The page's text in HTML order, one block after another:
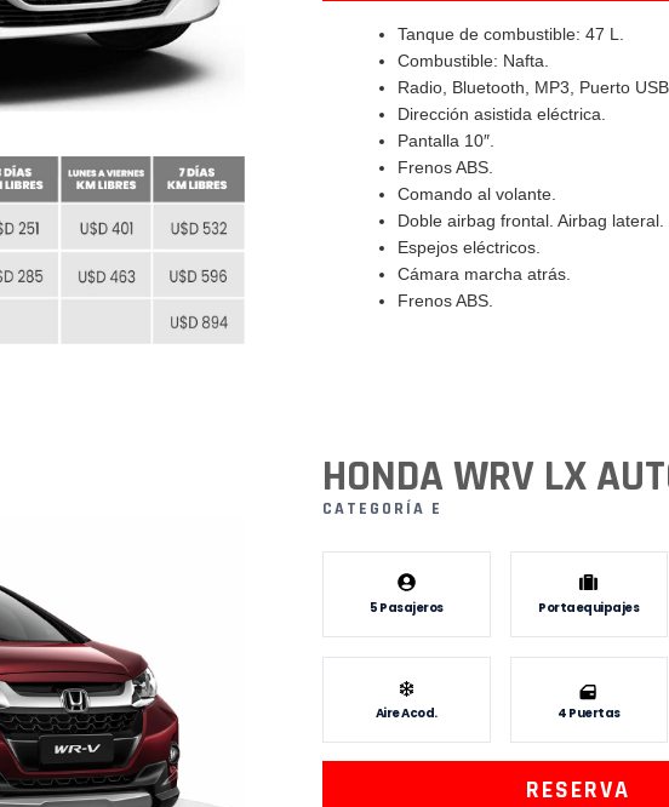
Tanque de combustible: 47 L.
Combustible: Nafta.
Radio, Bluetooth, MP3, Puerto USB.
Dirección asistida eléctrica.
Pantalla 10″.
Frenos ABS.
Comando al volante.
Doble airbag frontal. Airbag lateral.
Espejos eléctricos.
Cámara marcha atrás.
Frenos ABS.
HONDA WRV LX
CATEGORÍA E
5 Pasajeros Portaequipajes
Aire Acod. 4 Puertas
RESERVA